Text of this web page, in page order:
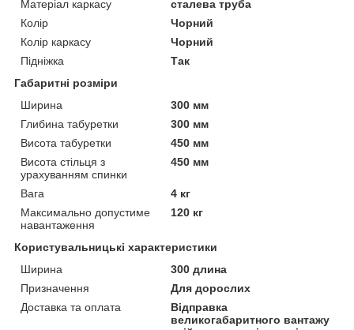
Матеріал каркасу
сталева труба
Колір
Чорний
Колір каркасу
Чорний
Підніжка
Так
Габаритні розміри
Ширина
300 мм
Глибина табуретки
300 мм
Висота табуретки
450 мм
Висота стільця з
урахуванням спинки
450 мм
Вага
4 кг
Максимально допустиме
навантаження
120 кг
Користувальницькі характеристики
Ширина
300 длина
Призначення
Для дорослих
Доставка та оплата
Відправка
великогабаритного вантажу